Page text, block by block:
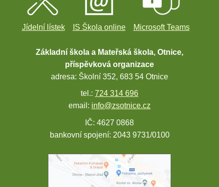
Jídelní lístek IS Škola online Microsoft Teams
Základní škola a Mateřská škola, Otnice,
příspěvková organizace
adresa: Školní 352, 683 54 Otnice
tel.: 724 314 696
email: info@zsotnice.cz
IČ: 4627 0868
bankovní spojení: 2043 9731/0100